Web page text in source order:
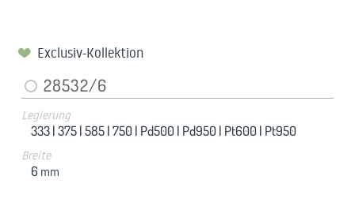
Exclusiv-Kollektion
28532/6
Legierung
333 |375 |585 |750 | Pd500 | Pd950 | Pt600 | Pt950
Breite
6 mm